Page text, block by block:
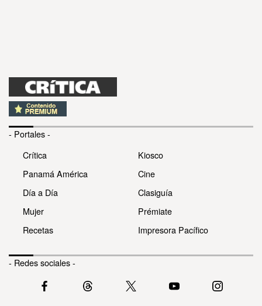
- Portales -
Crítica
Panamá América
Día a Día
Mujer
Recetas
Kiosco
Cine
Clasiguía
Prémiate
Impresora Pacífico
- Redes sociales -